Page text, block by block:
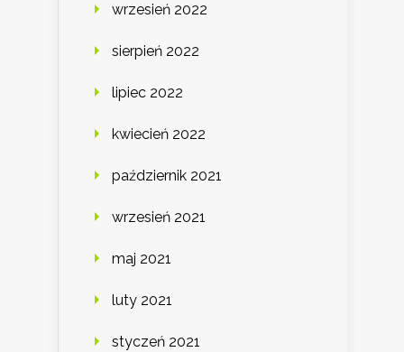
wrzesień 2022
sierpień 2022
lipiec 2022
kwiecień 2022
październik 2021
wrzesień 2021
maj 2021
luty 2021
styczeń 2021